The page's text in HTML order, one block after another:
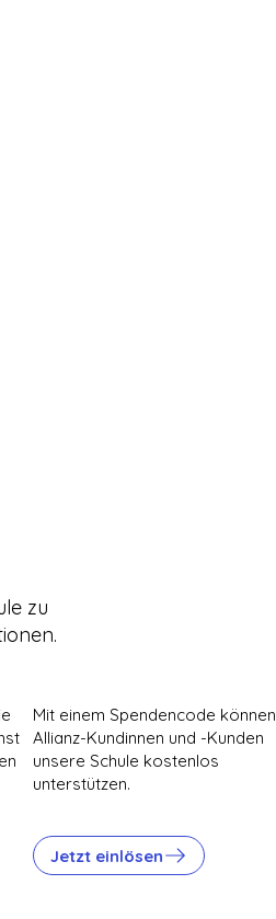
Mit einem Spendencode können
Allianz-Kundinnen und -Kunden
unsere Schule kostenlos
unterstützen.
Jetzt einlösen
zu